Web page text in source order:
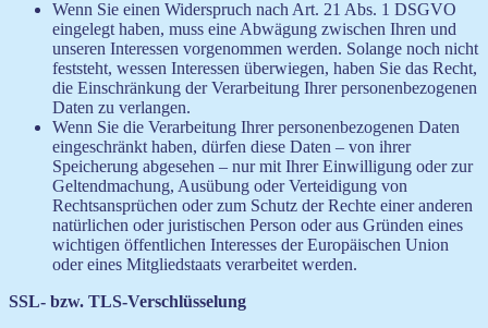
Wenn Sie einen Widerspruch nach Art. 21 Abs. 1 DSGVO
eingelegt haben, muss eine Abwägung zwischen Ihren und
unseren Interessen vorgenommen werden. Solange noch nicht
feststeht, wessen Interessen überwiegen, haben Sie das Recht,
die Einschränkung der Verarbeitung Ihrer personenbezogenen
Daten zu verlangen.
Wenn Sie die Verarbeitung Ihrer personenbezogenen Daten
eingeschränkt haben, dürfen diese Daten – von ihrer
Speicherung abgesehen – nur mit Ihrer Einwilligung oder zur
Geltendmachung, Ausübung oder Verteidigung von
Rechtsansprüchen oder zum Schutz der Rechte einer anderen
natürlichen oder juristischen Person oder aus Gründen eines
wichtigen öffentlichen Interesses der Europäischen Union
oder eines Mitgliedstaats verarbeitet werden.
SSL- bzw. TLS-Verschlüsselung